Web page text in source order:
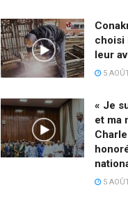
choisi
leur
5
« Je
et ma
5